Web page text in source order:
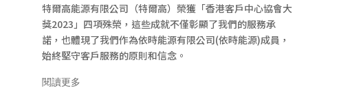
特爾高能源有限公司（特爾高）榮獲「香港客戶中心協會大
獎2023」四項殊榮，這些成就不僅彰顯了我們的服務承
諾，也體現了我們作為依時能源有限公司(依時能源)成員，
始終堅守客戶服務的原則和信念。
閱讀更多